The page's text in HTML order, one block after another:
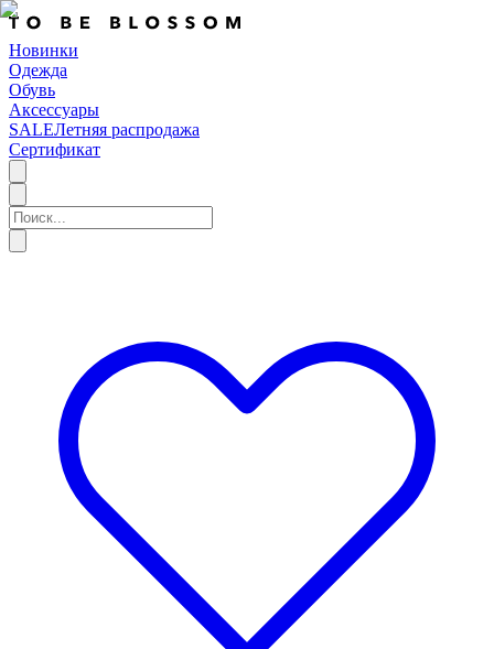
Новинки
Одежда
Обувь
Аксессуары
SALEЛетняя распродажа
Сертификат